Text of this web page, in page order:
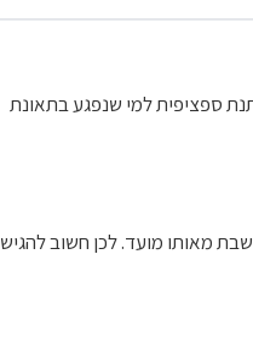
ספציפית למי שנפגע בתאונת
מאותו מועד. לכן חשוב להגיש